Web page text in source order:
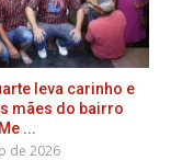
leva carinho e
mães do bairro
...
de 2026